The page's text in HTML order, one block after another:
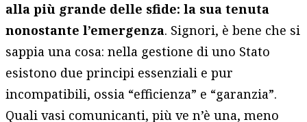
alla più grande delle sfide: la sua tenuta
nonostante l’emergenza. Signori, è bene che si
sappia una cosa: nella gestione di uno Stato
esistono due principi essenziali e pur
incompatibili, ossia “efficienza” e “garanzia”.
Quali vasi comunicanti, più ve n’è una, meno